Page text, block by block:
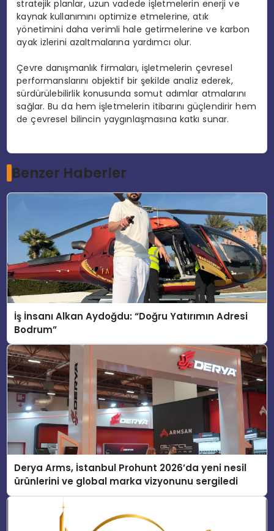
stratejik planlar, uzun vadede işletmelerin enerji ve
kaynak kullanımını optimize etmelerine, atık
yönetimini daha verimli hale getirmelerine ve karbon
ayak izlerini azaltmalarına yardımcı olur.
Çevre danışmanlık firmaları, işletmelerin çevresel
performanslarını objektif bir şekilde analiz ederek,
sürdürülebilirlik konusunda somut adımlar atmalarını
sağlar. Bu da hem işletmelerin itibarını güçlendirir hem
de çevresel bilincin yaygınlaşmasına katkı sunar.
Benzer Haberler
İş İnsanı Alkan Aydoğdu: “Doğru Yatırımın Adresi
Bodrum”
Derya Arms, İstanbul Prohunt 2026’da yeni nesil
ürünlerini ve global marka vizyonunu sergiledi